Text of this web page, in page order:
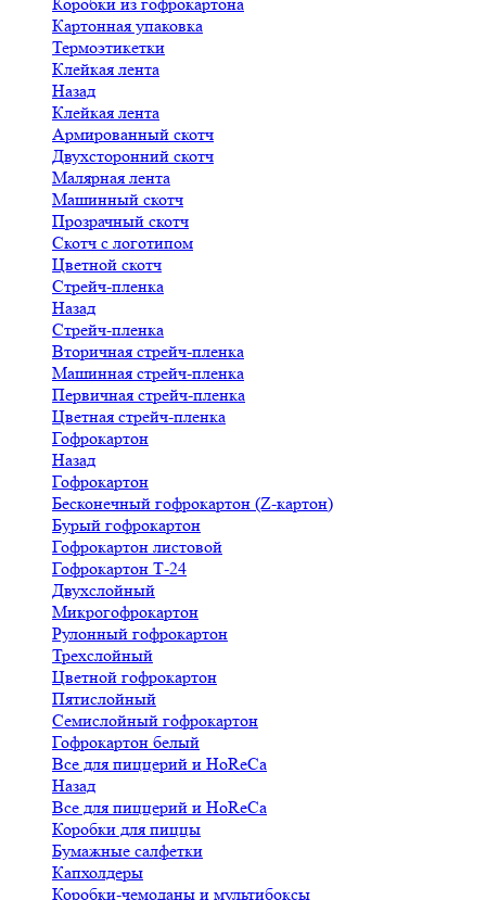
Картонная упаковка
Термоэтикетки
Клейкая лента
Назад
Клейкая лента
Армированный скотч
Двухсторонний скотч
Малярная лента
Машинный скотч
Прозрачный скотч
Скотч с логотипом
Цветной скотч
Стрейч-пленка
Назад
Стрейч-пленка
Вторичная стрейч-пленка
Машинная стрейч-пленка
Первичная стрейч-пленка
Цветная стрейч-пленка
Гофрокартон
Назад
Гофрокартон
Бесконечный гофрокартон (Z-картон)
Бурый гофрокартон
Гофрокартон листовой
Гофрокартон Т-24
Двухслойный
Микрогофрокартон
Рулонный гофрокартон
Трехслойный
Цветной гофрокартон
Пятислойный
Семислойный гофрокартон
Гофрокартон белый
Все для пиццерий и HoReCa
Назад
Все для пиццерий и HoReCa
Коробки для пиццы
Бумажные салфетки
Капхолдеры
Коробки-чемоданы и мультибоксы